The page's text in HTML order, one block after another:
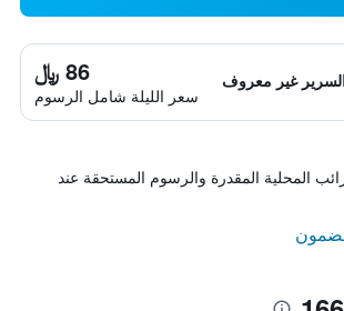
غير معروف 86 ﷼
سعر الليلة شامل الرسوم
المحلية المقدرة والرسوم المستحقة عند